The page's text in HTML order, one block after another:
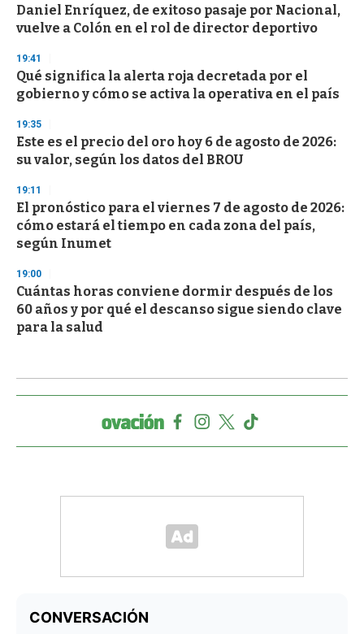
Daniel Enríquez, de exitoso pasaje por Nacional,
vuelve a Colón en el rol de director deportivo
19:41
Qué significa la alerta roja decretada por el
gobierno y cómo se activa la operativa en el país
19:35
Este es el precio del oro hoy 6 de agosto de 2026:
su valor, según los datos del BROU
19:11
El pronóstico para el viernes 7 de agosto de 2026:
cómo estará el tiempo en cada zona del país,
según Inumet
19:00
Cuántas horas conviene dormir después de los
60 años y por qué el descanso sigue siendo clave
para la salud